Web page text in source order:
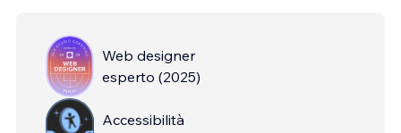
Web designer
esperto (2025)
Accessibilità